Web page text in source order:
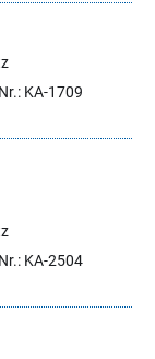
KA-1709
KA-2504